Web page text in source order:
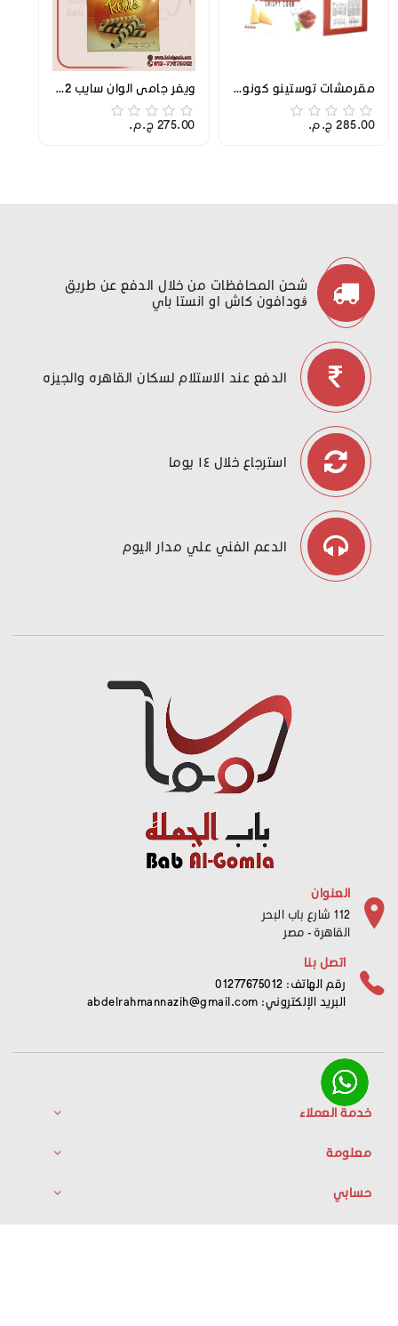
مقرمشات توستينو كونو كاترو 5 ك
285.00 ج.م.‏
ويفر جامي الوان سايب 2 ك
275.00 ج.م.‏
شحن المحافظات من خلال الدفع عن طريق
ڤودافون كاش او انستا باي
الدفع عند الاستلام لسكان القاهره والجيزه
استرجاع خلال ١٤ يوما
الدعم الفني علي مدار اليوم
العنوان
112 شارع باب البحر
القاهرة - مصر
اتصل بنا
رقم الهاتف: 01277675012
البريد الإلكتروني: abdelrahmannazih@gmail.com
خدمة العملاء
معلومة
حسابي